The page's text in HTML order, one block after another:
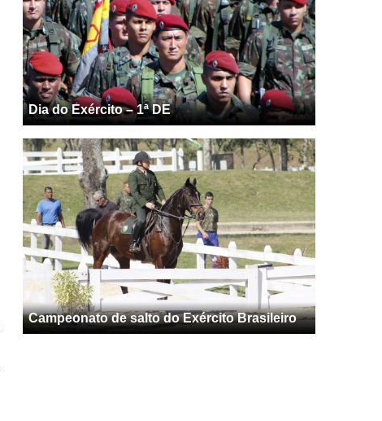
Dia do Exército – 1ª DE
Campeonato de salto do Exército Brasileiro